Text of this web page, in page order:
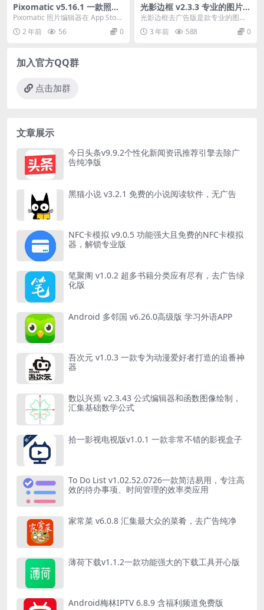
Pixomatic v5.16.1 一款照片
编辑器软件高级版
Pixomatic 照片编辑器在 App Store
的“伟大的摄影应用程序”、...
2 年前 56 0
光影边框 v2.3.3 专业的图片编
辑处理工具去广告版
光影边框去广告版是款专业的图片
编辑处理工具，帮助零基础用户页
能够自己动手制作精美...
3 年前 588 0
加入官方QQ群
点击加群
文章展示
今日头条v9.9.2个性化新闻资讯推荐引擎去除广
告纯净版
黑猫小说 v3.2.1 免费的小说阅读软件，无广告
NFC卡模拟 v9.0.5 功能强大且免费的NFC卡模拟
器，解锁专业版
笔聚阁 v1.0.2 超多书籍分类应有尽有，去广告绿
化版
Android 多邻国 v6.26.0高级版 学习外语APP
吾次元 v1.0.3 一款专为动漫爱好者打造的追番神
器
数以兴焉 v2.3.43 公式编辑器和函数图像绘制，
汇集基础数学公式
拾一影视电视版v1.0.1 一款非常不错的影视盒子
To Do List v1.02.52.0726一款简洁易用，专注高
效的待办事项、时间管理的效率类应用
家常菜 v6.0.8 汇集最大众的菜肴，去广告纯净
薄荷下载v1.1.2一款功能强大的下载工具开心版
Android梅林IPTV 6.8.9 含福利频道免费版